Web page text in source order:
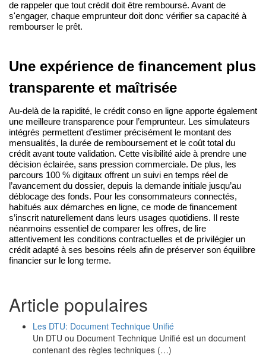
de rappeler que tout crédit doit être remboursé. Avant de
s'engager, chaque emprunteur doit donc vérifier sa capacité à
rembourser le prêt.
Une expérience de financement plus
transparente et maîtrisée
Au-delà de la rapidité, le crédit conso en ligne apporte également
une meilleure transparence pour l’emprunteur. Les simulateurs
intégrés permettent d’estimer précisément le montant des
mensualités, la durée de remboursement et le coût total du
crédit avant toute validation. Cette visibilité aide à prendre une
décision éclairée, sans pression commerciale. De plus, les
parcours 100 % digitaux offrent un suivi en temps réel de
l’avancement du dossier, depuis la demande initiale jusqu’au
déblocage des fonds. Pour les consommateurs connectés,
habitués aux démarches en ligne, ce mode de financement
s’inscrit naturellement dans leurs usages quotidiens. Il reste
néanmoins essentiel de comparer les offres, de lire
attentivement les conditions contractuelles et de privilégier un
crédit adapté à ses besoins réels afin de préserver son équilibre
financier sur le long terme.
Article populaires
Les DTU: Document Technique Unifié
Un DTU ou Document Technique Unifié est un document
contenant des règles techniques (…)